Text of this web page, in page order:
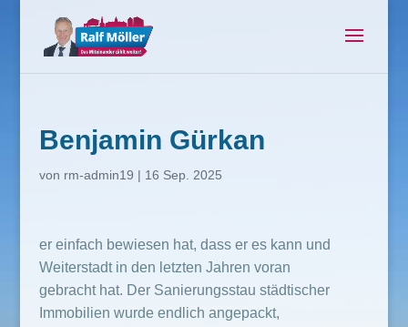
Benjamin Gürkan
von rm-admin19 | 16 Sep. 2025
er einfach bewiesen hat, dass er es kann und
Weiterstadt in den letzten Jahren voran
gebracht hat. Der Sanierungsstau städtischer
Immobilien wurde endlich angepackt,